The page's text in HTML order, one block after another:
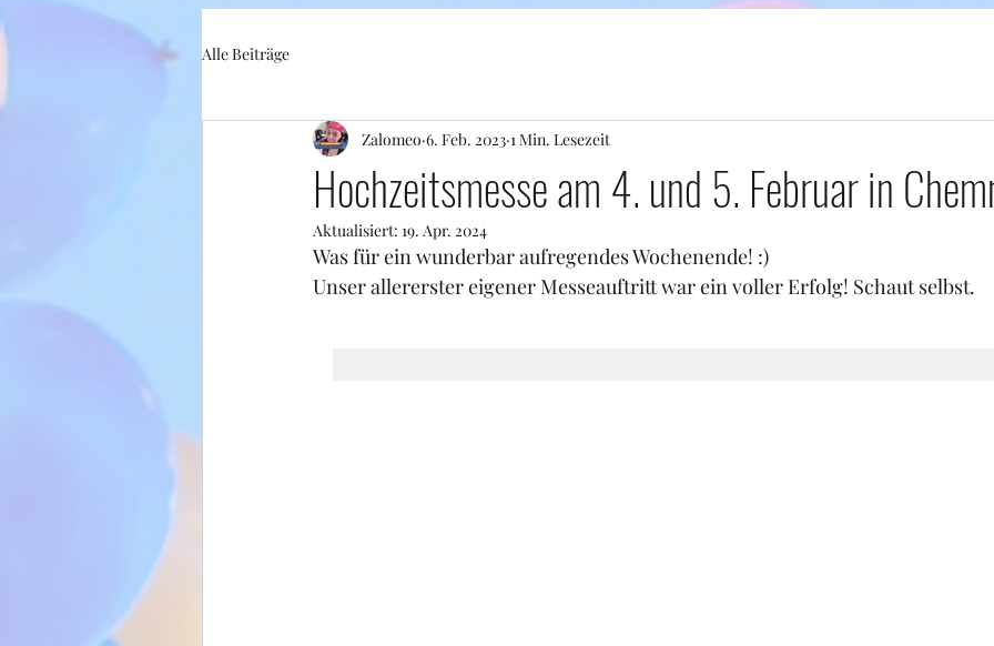
Alle Beiträge
Hochzeitsmesse am 4. und 5. Februar in
Zalomeo 6. Feb. 2023 1 Min. Lesezeit
Aktualisiert: 19. Apr. 2024
Was für ein wunderbar aufregendes Wochenende! :)
Unser allererster eigener Messeauftritt war ein voller Erfolg! Schaut selbst.